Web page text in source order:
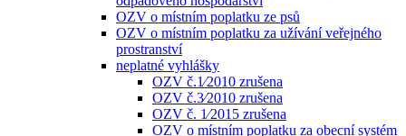
OZV o místním poplatku ze psů
OZV o místním poplatku za užívání veřejného
prostranství
neplatné vyhlášky
OZV č.1⁄2010 zrušena
OZV č.3⁄2010 zrušena
OZV č. 1⁄2015 zrušena
OZV o místním poplatku za obecní systém